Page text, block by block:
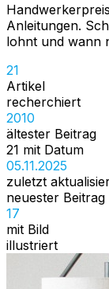
Anleitungen.
lohnt und wann
21
Artikel
recherchiert
2010
ältester Beitrag
21 mit Datum
05.11.2025
zuletzt
neuester Beitrag
17
mit Bild
illustriert